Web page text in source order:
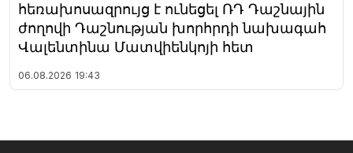
հեռախոսազրույց է ունեցել ՌԴ Դաշնային
ժողովի Դաշնության խորհրդի նախագահ
Վալենտինա Մատվիենկոյի հետ
06.08.2026 19:43